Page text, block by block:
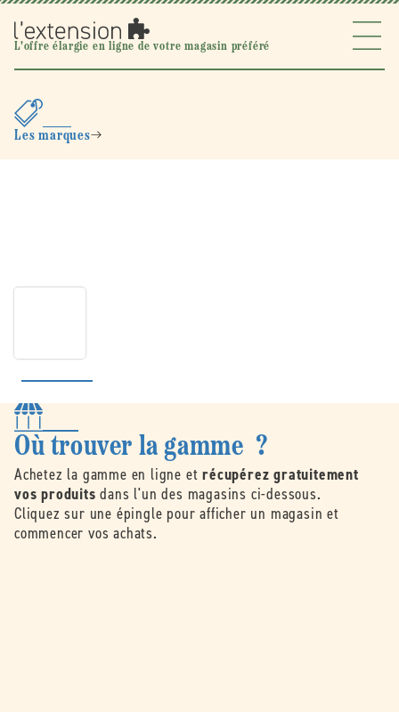
Ignorer et
passer au
contenu
l'extension
L'offre élargie en ligne de votre magasin préféré
Les marques
Où trouver la gamme ?
Achetez la gamme en ligne etrécupérez gratuitement
vos produits dans l'un des magasins ci-dessous.
Cliquez sur une épingle pour afficher un magasin et
commencer vos achats.